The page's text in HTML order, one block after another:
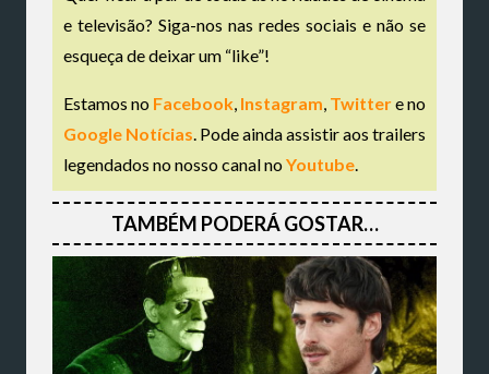
e televisão? Siga-nos nas redes sociais e não se
esqueça de deixar um “like”!
Estamos no Facebook Instagram Twittere no
Google Notícias . Pode ainda assistir aos trailers
legendados no nosso canal noYoutube
TAMBÉM PODERÁ GOSTAR…